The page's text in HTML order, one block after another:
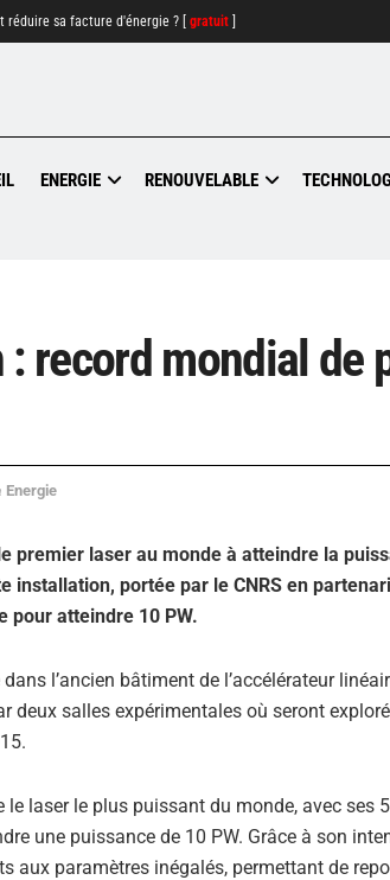
réduire sa facture d'énergie ? [ gratuit
ENERGIE RENOUVELABLE
record mondial de
Energie
premier laser au monde à atteindre la
installation, portée par le CNRS en
pour atteindre 10 PW.
l’ancien bâtiment de l’accélérateur
deux salles expérimentales où seront
laser le plus puissant du monde, avec ses
une puissance de 10 PW. Grâce à son
aux paramètres inégalés, permettant de